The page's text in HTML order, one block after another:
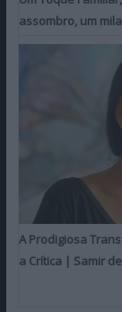
assombro, um
A Prodigiosa
a Crítica | Samir